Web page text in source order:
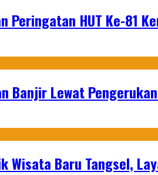
HUT Ke-81
Banjir Lewat
Wisata Baru Tangsel,